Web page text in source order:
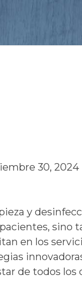
30, 2024
y
sino
en los
de todos los